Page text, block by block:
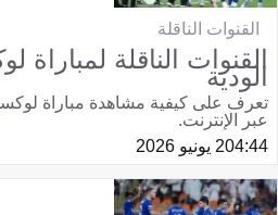
القنوات الناقلة
القنوات الناقلة لمباراة
الودية
تعرف على كيفية مشاهدة مباراة
عبر الإنترنت.
04:442 يونيو 2026